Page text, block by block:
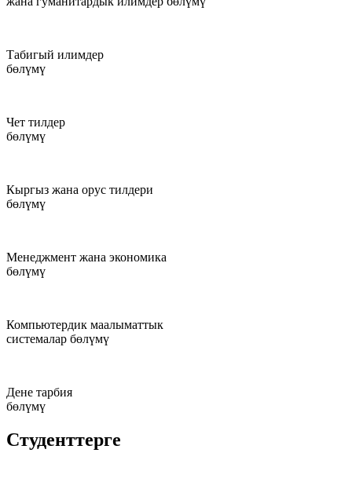
Табигый илимдер
бөлүмү
Чет тилдер
бөлүмү
Кыргыз жана орус тилдери
бөлүмү
Менеджмент жана экономика
бөлүмү
Компьютердик маалыматтык
системалар бөлүмү
Дене тарбия
бөлүмү
Студенттерге